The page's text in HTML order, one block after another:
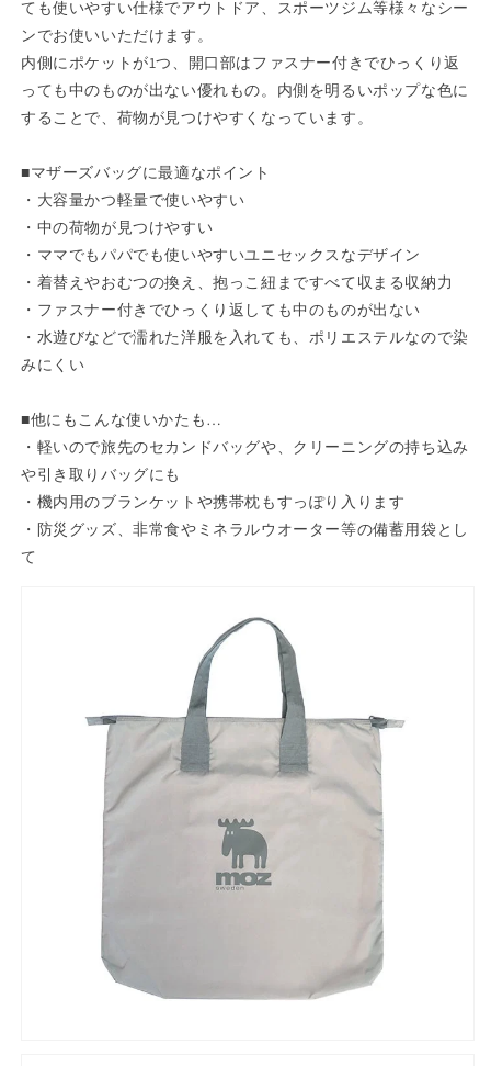
ギ
フ
ト
プ
レ
ン
ト】
の
数
量
を
減
ら
ギ
フ
ト
プ
レ
ン
ト】
の
数
量
を
増
ても使いやすい仕様でアウトドア、スポーツジム等様々なシー
ンでお使いいただけます。
内側にポケットが1つ、開口部はファスナー付きでひっくり返
っても中のものが出ない優れもの。内側を明るいポップな色に
することで、荷物が見つけやすくなっています。
■マザーズバッグに最適なポイント
・大容量かつ軽量で使いやすい
・中の荷物が見つけやすい
・ママでもパパでも使いやすいユニセックスなデザイン
・着替えやおむつの換え、抱っこ紐まですべて収まる収納力
・ファスナー付きでひっくり返しても中のものが出ない
・水遊びなどで濡れた洋服を入れても、ポリエステルなので染
みにくい
■他にもこんな使いかたも…
・軽いので旅先のセカンドバッグや、クリーニングの持ち込み
や引き取りバッグにも
・機内用のブランケットや携帯枕もすっぽり入ります
・防災グッズ、非常食やミネラルウオーター等の備蓄用袋とし
て